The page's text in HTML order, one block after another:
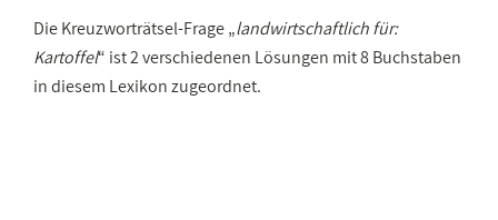
Die Kreuzworträtsel-Frage „landwirtschaftlich für:
Kartoffel“ ist 2 verschiedenen Lösungen mit 8 Buchstaben
in diesem Lexikon zugeordnet.